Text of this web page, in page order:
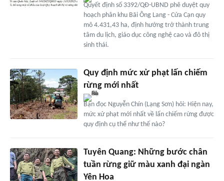
Quyết định số 3392/QĐ-UBND phê duyệt quy
hoạch phân khu Bãi Ông Lang - Cửa Cạn quy
mô 4.431,43 ha, định hướng trở thành trung
tâm du lịch, giáo dục công nghệ cao và đô thị
sinh thái.
Quy định mức xử phạt lấn chiếm
rừng mới nhất
Bạn đọc Nguyễn Chín (Lạng Sơn) hỏi: Hiện nay,
mức xử phạt mới nhất về lấn chiếm rừng được
quy định cụ thể như thế nào?
Tuyên Quang: Những bước chân
tuần rừng giữ màu xanh đại ngàn
Yên Hoa